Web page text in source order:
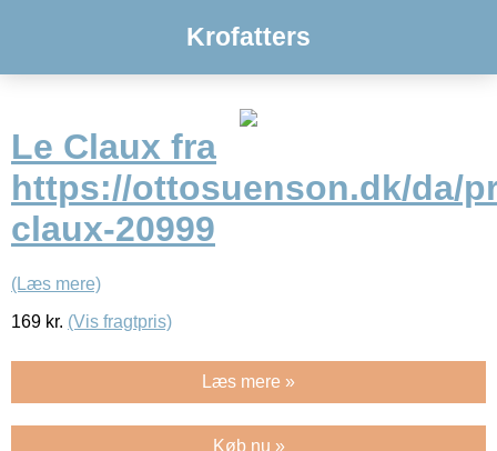
Krofatters
Le Claux fra
https://ottosuenson.dk/da/
claux-20999
(Læs mere)
169 kr. (Vis fragtpris)
Læs mere »
Køb nu »